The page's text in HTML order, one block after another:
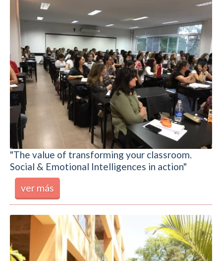
"The value of transforming your classroom.
Social & Emotional Intelligences in action"
ver más